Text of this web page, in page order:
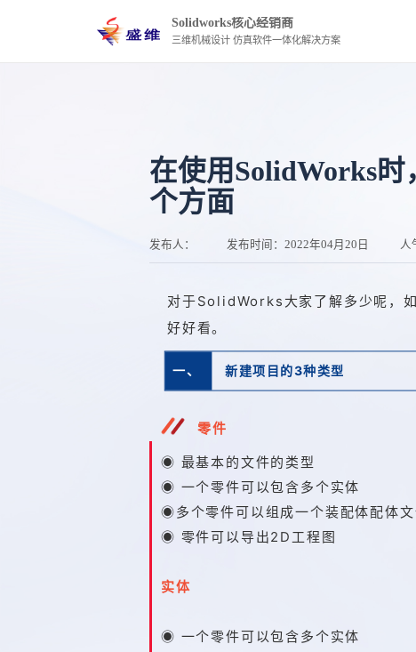
Solidworks核心经销商
三维机械设计 仿真软件一体化解决方案
在使用SolidWorks
个方面
发布人： 发布时间： 2022年04月20日 人
对于SolidWorks大家了解多少呢，
好好看。
一、 新建项目的3种类型
零件
◉ 最基本的文件的类型
◉ 一个零件可以包含多个实体
◉多个零件可以组成一个装配体配体
◉ 零件可以导出2D工程图
实体
◉ 一个零件可以包含多个实体